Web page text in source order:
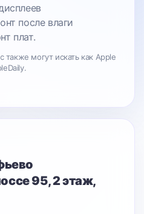
после влаги
плат.
также могут искать как Apple
95, 2 этаж,